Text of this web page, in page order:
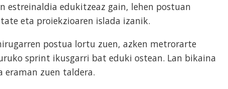
estreinaldia edukitzeaz gain, lehen postuan
eta proiekzioaren islada izanik.
postua lortu zuen, azken metrorarte
sprint ikusgarri bat eduki ostean. Lan bikaina
eraman zuen taldera.